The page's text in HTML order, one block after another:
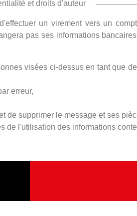
et droits d'auteur
un virement vers un
pas ses informations
visées ci-dessus en tant que
erreur,
de supprimer le message et ses
de l'utilisation des informations